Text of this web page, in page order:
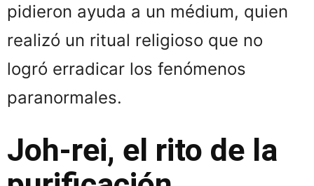
pidieron ayuda a un médium, quien
realizó un ritual religioso que no
logró erradicar los fenómenos
paranormales.
Joh-rei, el rito de la